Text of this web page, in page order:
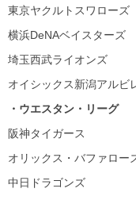
東京ヤクルトスワローズ
横浜DeNAベイスターズ
埼玉西武ライオンズ
オイシックス新潟アルビ
・ウエスタン・リーグ
阪神タイガース
オリックス・バファロー
中日ドラゴンズ